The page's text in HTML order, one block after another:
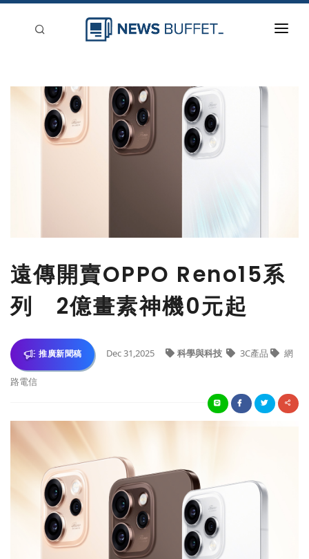
新聞稿分類
登入
刊登
遠傳開賣OPPO Reno15系
列 2億畫素神機0元起
推廣新聞稿 Dec 31,2025 科學與科技 3C產品 網
路電信